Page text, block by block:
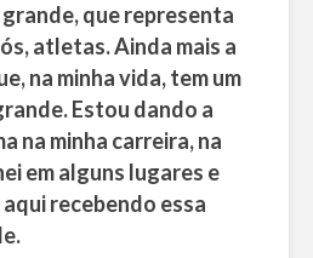
que representa
atletas. Ainda mais a
na minha vida, tem um
Estou dando a
na minha carreira, na
em alguns lugares e
recebendo essa